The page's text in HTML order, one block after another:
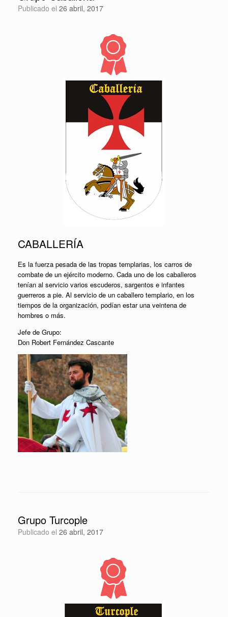
Publicado el 26 abril, 2017
CABALLERÍA
Es la fuerza pesada de las tropas templarias, los carros de
combate de un ejército moderno. Cada uno de los caballeros
tenían al servicio varios escuderos, sargentos e infantes
guerreros a pie. Al servicio de un caballero templario, en los
tiempos de la organización, podían estar una veintena de
hombres o más.
Jefe de Grupo:
Don Robert Fernández Cascante
Grupo Turcople
Publicado el 26 abril, 2017